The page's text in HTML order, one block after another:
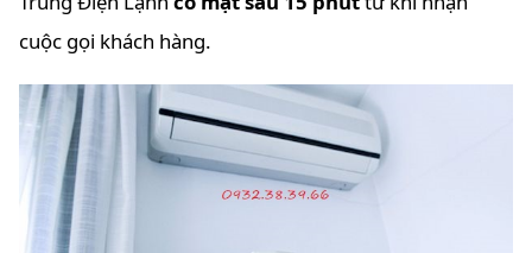
cuộc gọi khách hàng.